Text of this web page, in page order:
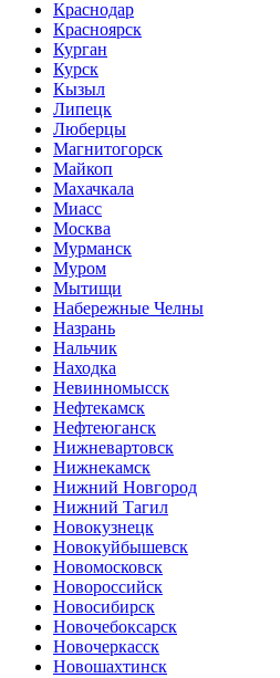
Краснодар
Красноярск
Курган
Курск
Кызыл
Липецк
Люберцы
Магнитогорск
Майкоп
Махачкала
Миасс
Москва
Мурманск
Муром
Мытищи
Набережные Челны
Назрань
Нальчик
Находка
Невинномысск
Нефтекамск
Нефтеюганск
Нижневартовск
Нижнекамск
Нижний Новгород
Нижний Тагил
Новокузнецк
Новокуйбышевск
Новомосковск
Новороссийск
Новосибирск
Новочебоксарск
Новочеркасск
Новошахтинск